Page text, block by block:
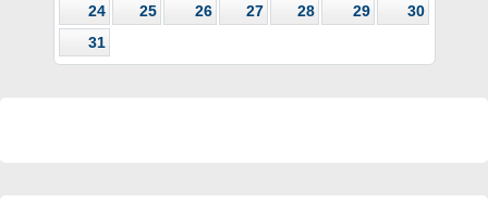
24
25 26 27 28 29
30
31